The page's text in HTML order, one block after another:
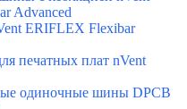
Advanced
ERIFLEX Flexibar
печатных плат nVent
одиночные шины DPCB